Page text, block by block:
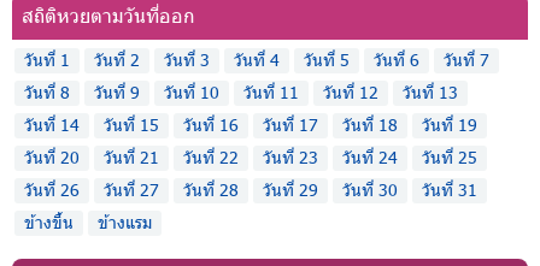
สถิติหวยตามวันที่ออก
วันที่ 1 วันที่ 2 วันที่ 3 วันที่ 4 วันที่ 5 วันที่ 6
วันที่ 7
วันที่ 8
วันที่ 9 วันที่ 10 วันที่ 11 วันที่ 12
วันที่ 13
วันที่ 14
วันที่ 15 วันที่ 16 วันที่ 17 วันที่ 18
วันที่ 19
วันที่ 20
วันที่ 21 วันที่ 22 วันที่ 23 วันที่ 24
วันที่ 25
วันที่ 26
วันที่ 27 วันที่ 28 วันที่ 29 วันที่ 30
วันที่ 31
ข้างขึ้น
ข้างแรม